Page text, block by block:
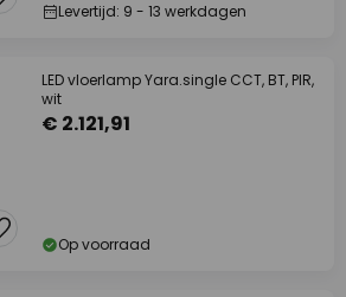
Levertijd: 9 - 13 werkdagen
LED vloerlamp Yara.single CCT, BT, PIR,
wit
€ 2.121,91
Op voorraad